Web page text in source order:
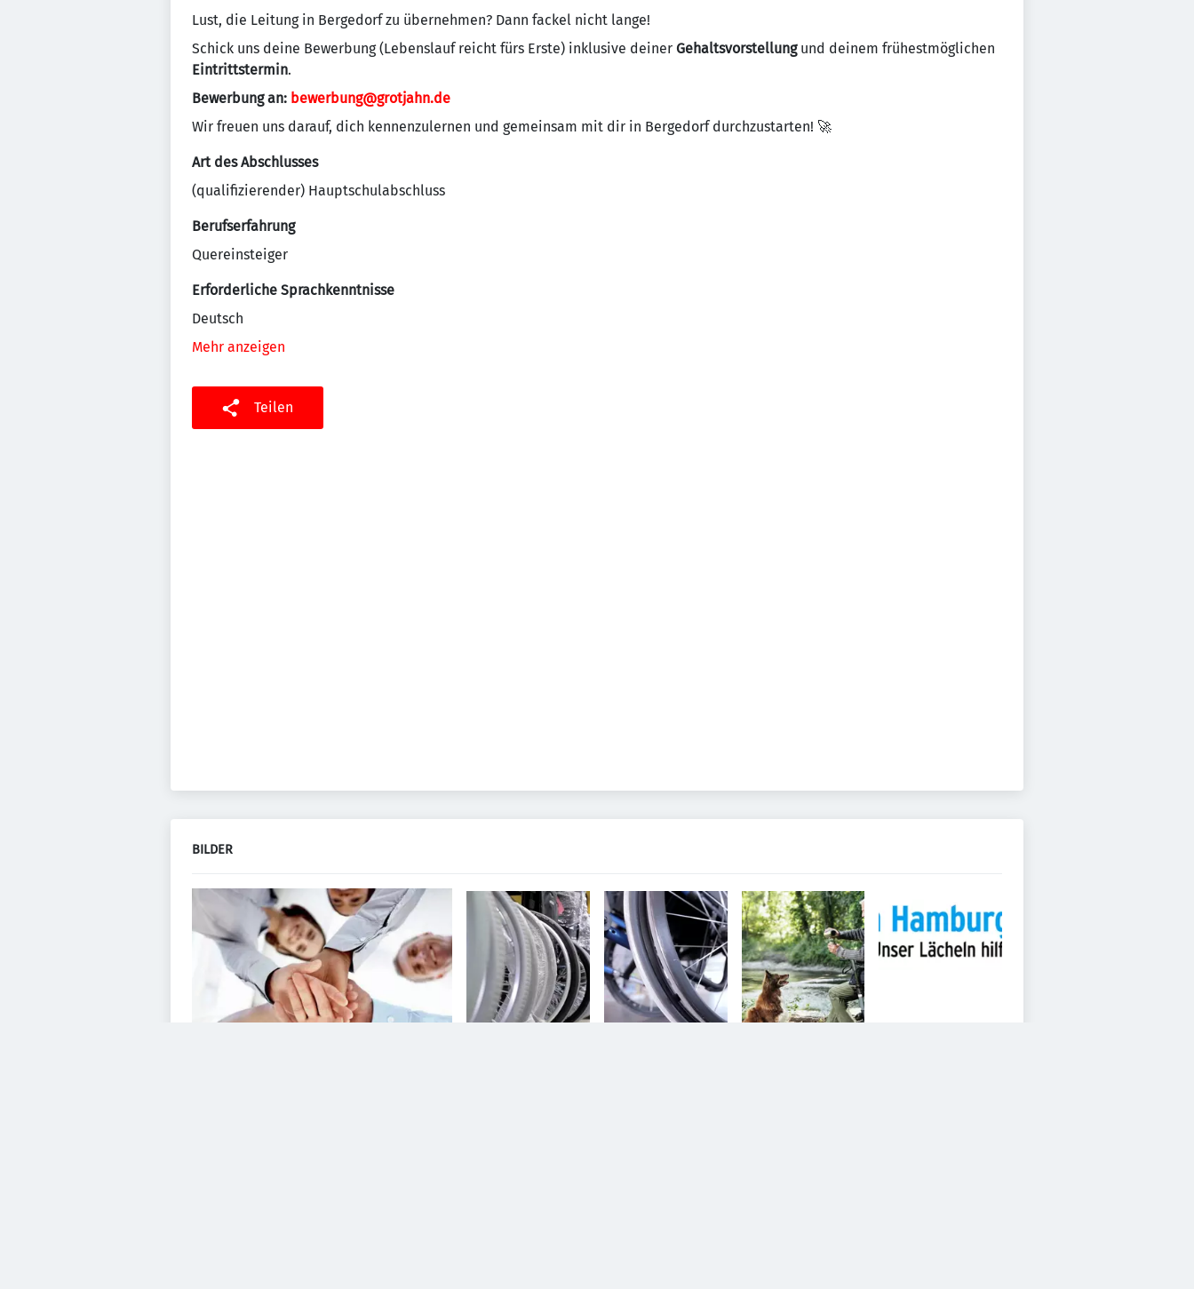
Lust, die Leitung in Bergedorf zu übernehmen? Dann fackel nicht lange!
Schick uns deine Bewerbung (Lebenslauf reicht fürs Erste) inklusive deiner Gehaltsvorstellungund deinem frühestmöglichen
Eintrittstermin.
Bewerbung an: bewerbung@grotjahn.de
Wir freuen uns darauf, dich kennenzulernen und gemeinsam mit dir in Bergedorf durchzustarten! 🚀
Art des Abschlusses
(qualifizierender) Hauptschulabschluss
Berufserfahrung
Quereinsteiger
Erforderliche Sprachkenntnisse
Deutsch
Mehr anzeigen
Teilen
BILDER